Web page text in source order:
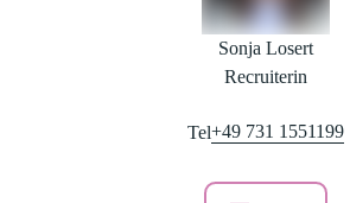
Sonja Losert
Recruiterin
Tel+49 731 1551199